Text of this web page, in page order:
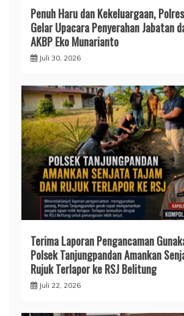
Penuh Haru dan Kekeluargaan,
Gelar Upacara Penyerahan Jabatan
AKBP Eko Munarianto
Juli 30, 2026
Terima Laporan Pengancaman
Polsek Tanjungpandan Amankan
Rujuk Terlapor ke RSJ Belitung
Juli 22, 2026